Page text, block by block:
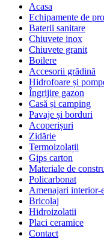
Acasa
Echipamente de
Baterii sanitare
Chiuvete inox
Chiuvete granit
Boilere
Accesorii grădină
Hidrofoare și
Îngrijire gazon
Casă și camping
Pavaje și borduri
Acoperișuri
Zidărie
Termoizolații
Gips carton
Materiale de
Policarbonat
Amenajari interior-
Bricolaj
Hidroizolatii
Placi ceramice
Contact